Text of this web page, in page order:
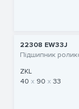
22308 EW33J
Підшипник
ZKL
40
90 33